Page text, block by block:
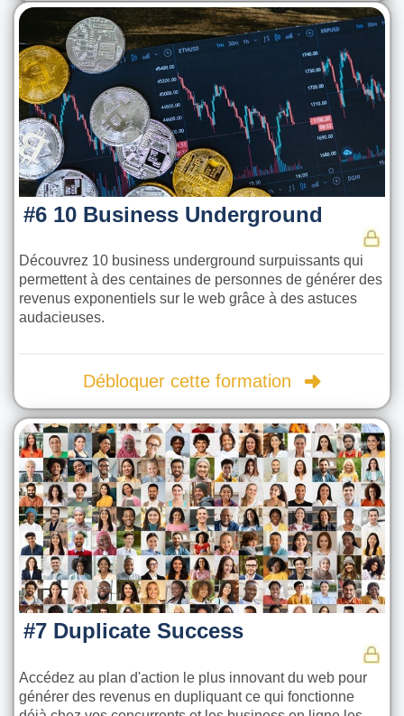
#6 10 Business Underground
Découvrez 10 business underground surpuissants qui
permettent à des centaines de personnes de générer des
revenus exponentiels sur le web grâce à des astuces
audacieuses.
Débloquer cette formation
#7 Duplicate Success
Accédez au plan d'action le plus innovant du web pour
générer des revenus en dupliquant ce qui fonctionne